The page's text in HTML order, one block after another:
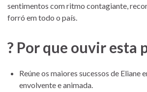
sentimentos com ritmo contagiante,
forró em todo o país.
? Por que ouvir esta
Reúne os maiores sucessos de Eliane
envolvente e animada.